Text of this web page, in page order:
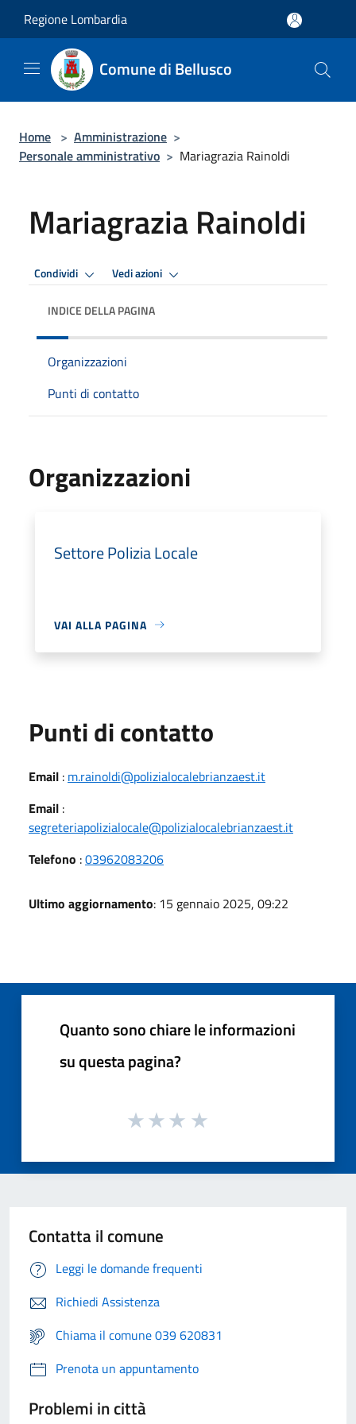
Regione Lombardia
Comune di Bellusco
Home > Amministrazione >
Personale amministrativo > Mariagrazia Rainoldi
Mariagrazia Rainoldi
Condividi Vedi azioni
INDICE DELLA PAGINA
Organizzazioni
Punti di contatto
Organizzazioni
Settore Polizia Locale
VAI ALLA PAGINA
Punti di contatto
Email : m.rainoldi@polizialocalebrianzaest.it
Email :
segreteriapolizialocale@polizialocalebrianzaest.it
Telefono :03962083206
Ultimo aggiornamento: 15 gennaio 2025, 09:22
Quanto sono chiare le informazioni
su questa pagina?
Contatta il comune
Leggi le domande frequenti
Richiedi Assistenza
Chiama il comune 039 620831
Prenota un appuntamento
Problemi in città